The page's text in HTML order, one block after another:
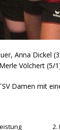
Anna Dickel
Völchert (5/
Damen mit
2.